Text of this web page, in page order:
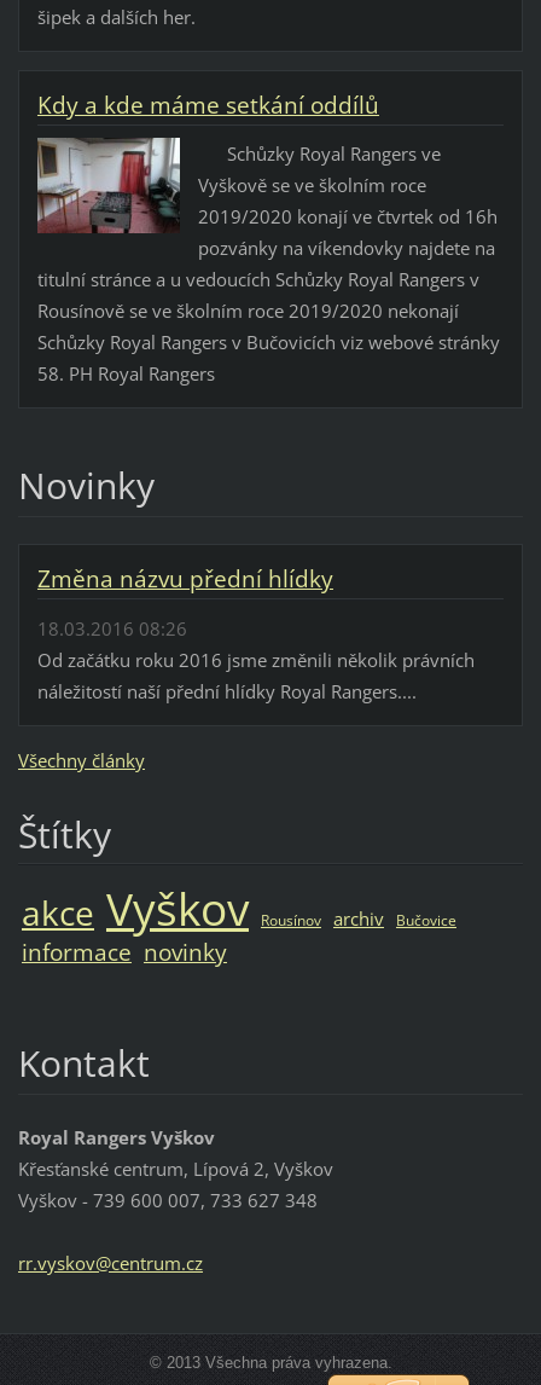
šipek a dalších her.
Kdy a kde máme setkání oddílů
Schůzky Royal Rangers ve
Vyškově se ve školním roce
2019/2020 konají ve čtvrtek od 16h
pozvánky na víkendovky najdete na
titulní stránce a u vedoucích Schůzky Royal Rangers v
Rousínově se ve školním roce 2019/2020 nekonají
Schůzky Royal Rangers v Bučovicích viz webové stránky
58. PH Royal Rangers
Novinky
Změna názvu přední hlídky
18.03.2016 08:26
Od začátku roku 2016 jsme změnili několik právních
náležitostí naší přední hlídky Royal Rangers....
Všechny články
Štítky
akce Vyškov Rousínov archiv Bučovice
informace novinky
Kontakt
Royal Rangers Vyškov
Křesťanské centrum, Lípová 2, Vyškov
Vyškov - 739 600 007, 733 627 348
rr.vyskov@centrum.cz
© 2013 Všechna práva vyhrazena.